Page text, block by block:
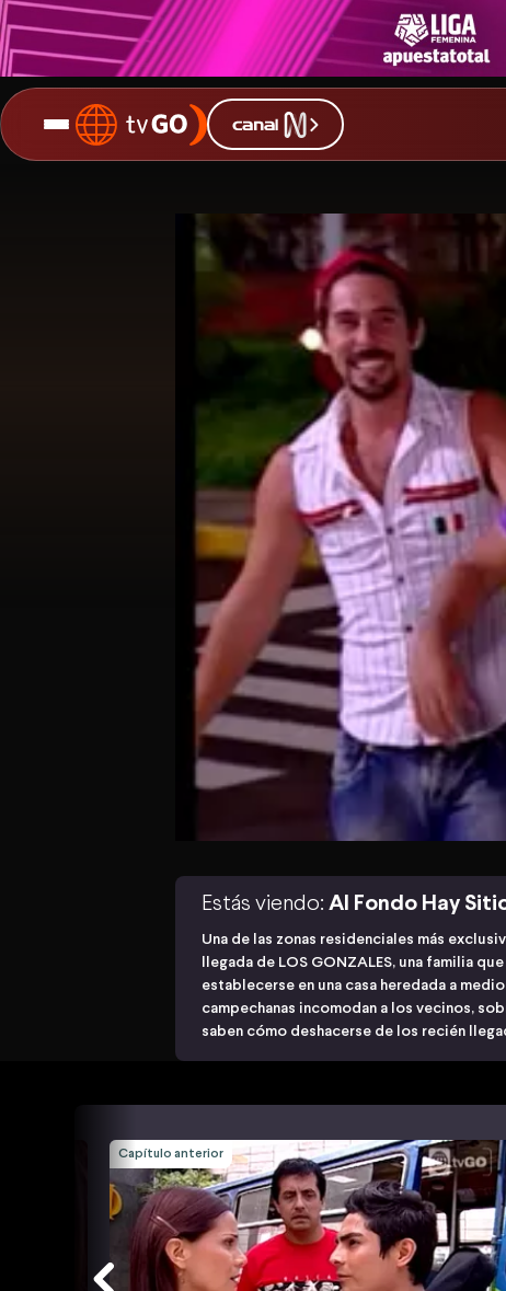
Estás viendo: Al Fondo Hay
Una de las zonas residenciales más
llegada de LOS GONZALES, una familia
establecerse en una casa heredada a
campechanas incomodan a los vecinos,
saben cómo deshacerse de los recién
Capítulo anterior